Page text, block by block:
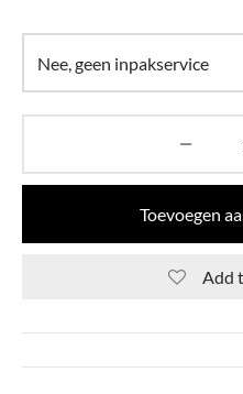
Toevoegen
Add